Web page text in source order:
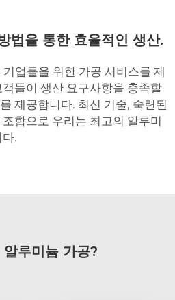
법을 통한 효율적인 생산.
기업들을 위한 가공 서비스를 제
들이 생산 요구사항을 충족할
제공합니다. 최신 기술, 숙련된
합으로 우리는 최고의 알루미
.
루미늄 가공?